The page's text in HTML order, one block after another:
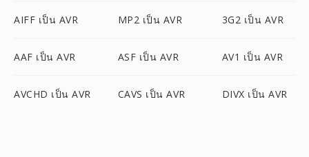
AIFF เป็น AVR MP2 เป็น AVR 3G2 เป็น AVR
AAF เป็น AVR ASF เป็น AVR AV1 เป็น AVR
AVCHD เป็น AVR CAVS เป็น AVR DIVX เป็น AVR